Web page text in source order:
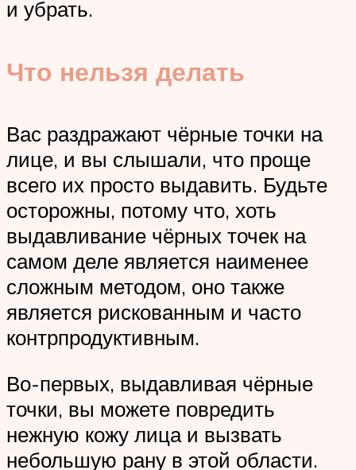
и убрать.
Что нельзя делать
Вас раздражают чёрные точки на
лице, и вы слышали, что проще
всего их просто выдавить. Будьте
осторожны, потому что, хоть
выдавливание чёрных точек на
самом деле является наименее
сложным методом, оно также
является рискованным и часто
контрпродуктивным.
Во-первых, выдавливая чёрные
точки, вы можете повредить
нежную кожу лица и вызвать
небольшую рану в этой области.